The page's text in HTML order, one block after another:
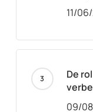
11/
De
09/